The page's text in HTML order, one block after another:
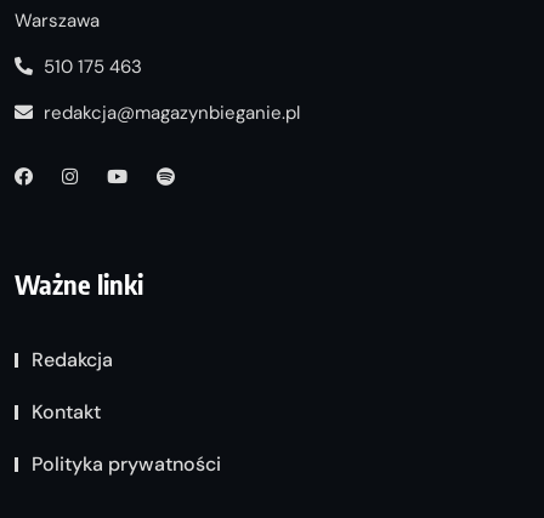
Warszawa
510 175 463
redakcja@magazynbieganie.pl
Ważne linki
Redakcja
Kontakt
Polityka prywatności